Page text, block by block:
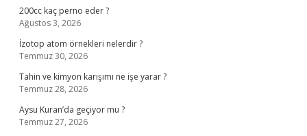
200cc kaç perno eder ?
Ağustos 3, 2026
İzotop atom örnekleri nelerdir ?
Temmuz 30, 2026
Tahin ve kimyon karışımı ne işe yarar ?
Temmuz 28, 2026
Aysu Kuran’da geçiyor mu ?
Temmuz 27, 2026